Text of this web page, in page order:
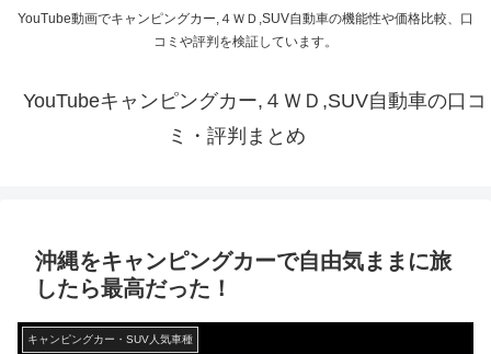
YouTube動画でキャンピングカー,４ＷＤ,SUV自動車の機能性や価格比較、口
コミや評判を検証しています。
YouTubeキャンピングカー,４ＷＤ,SUV自動車の口コ
ミ・評判まとめ
沖縄をキャンピングカーで自由気ままに旅
したら最高だった！
キャンピングカー・SUV人気車種